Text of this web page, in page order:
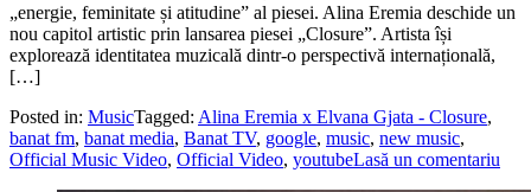
„energie, feminitate și atitudine” al piesei. Alina Eremia deschide un
nou capitol artistic prin lansarea piesei „Closure”. Artista își
explorează identitatea muzicală dintr-o perspectivă internațională,
[…]
Posted in: MusicTagged: Alina Eremia x Elvana Gjata - Closure,
banat fm, banat media, Banat TV, google, music, new music,
Official Music Video, Official Video, youtubeLasă un comentariu